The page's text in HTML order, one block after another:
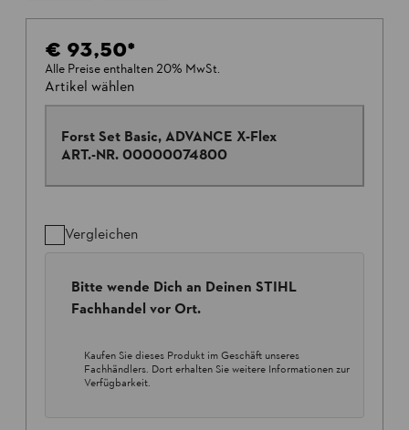
€ 93,50*
Alle Preise enthalten 20% MwSt.
Artikel wählen
Forst Set Basic, ADVANCE X-Flex
ART.-NR. 00000074800
Vergleichen
Bitte wende Dich an Deinen STIHL
Fachhandel vor Ort.
Kaufen Sie dieses Produkt im Geschäft unseres
Fachhändlers. Dort erhalten Sie weitere Informationen zur
Verfügbarkeit.